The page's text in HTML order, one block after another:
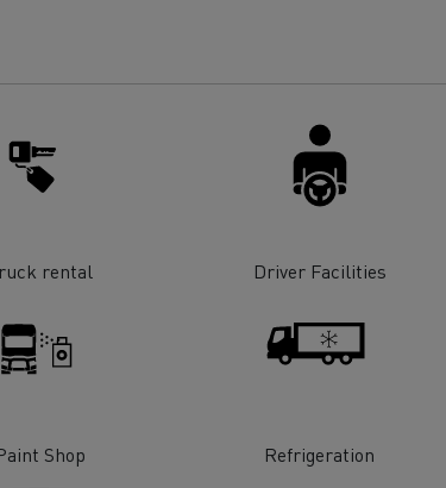
rental Driver Facilities
Shop Refrigeration